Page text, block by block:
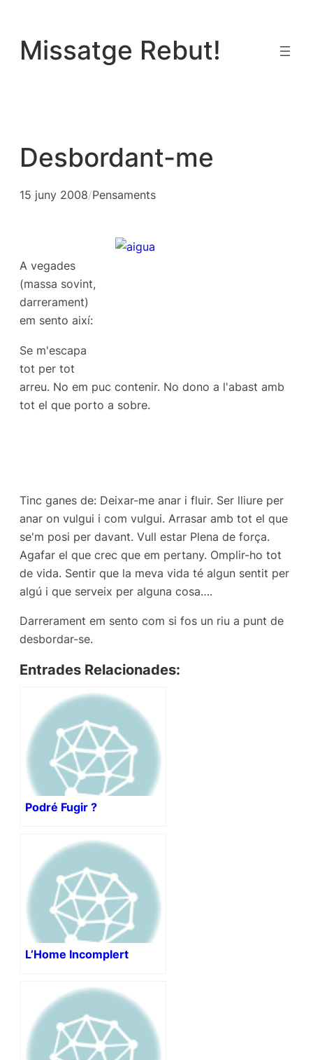
contingut
Missatge Rebut!
Desbordant-me
15 juny 2008/Pensaments
A vegades
(massa sovint,
darrerament)
em sento així:
Se m'escapa
tot per tot
arreu. No em puc contenir. No dono a l'abast amb
tot el que porto a sobre.
Tinc ganes de: Deixar-me anar i fluir. Ser lliure per
anar on vulgui i com vulgui. Arrasar amb tot el que
se'm posi per davant. Vull estar Plena de força.
Agafar el que crec que em pertany. Omplir-ho tot
de vida. Sentir que la meva vida té algun sentit per
algú i que serveix per alguna cosa….
Darrerament em sento com si fos un riu a punt de
desbordar-se.
Entrades Relacionades:
Podré Fugir ?
L’Home Incomplert